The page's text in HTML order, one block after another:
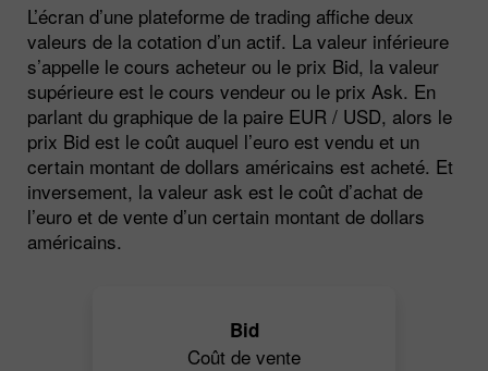
L’écran d’une plateforme de trading affiche deux
valeurs de la cotation d’un actif. La valeur inférieure
s’appelle le cours acheteur ou le prix Bid, la valeur
supérieure est le cours vendeur ou le prix Ask. En
parlant du graphique de la paire EUR / USD, alors le
prix Bid est le coût auquel l’euro est vendu et un
certain montant de dollars américains est acheté. Et
inversement, la valeur ask est le coût d’achat de
l’euro et de vente d’un certain montant de dollars
américains.
Bid
Coût de vente